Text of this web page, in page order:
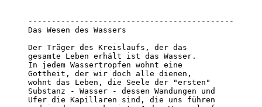
--------------------------------------------
Das Wesen des Wassers
Der Träger des Kreislaufs, der das
gesamte Leben erhält ist das Wasser.
In jedem Wassertropfen wohnt eine
Gottheit, der wir doch alle dienen,
wohnt das Leben, die Seele der "ersten"
Substanz - Wasser - dessen Wandungen und
Ufer die Kapillaren sind, die uns führen